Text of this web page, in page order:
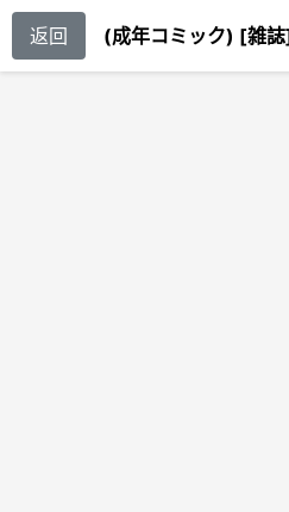
返回 (成年コミック) [雑